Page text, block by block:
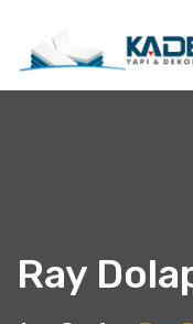
Ray